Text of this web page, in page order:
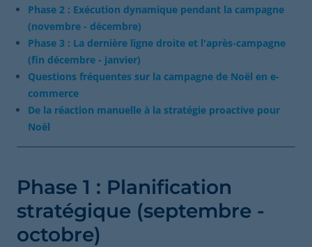
Phase 2 : Exécution dynamique pendant la campagne
(novembre - décembre)
Phase 3 : La dernière ligne droite et l'après-campagne
(fin décembre - janvier)
Questions fréquentes sur la campagne de Noël en e-
commerce
De la réaction manuelle à la stratégie proactive pour
Noël
Phase 1 : Planification
stratégique (septembre -
octobre)